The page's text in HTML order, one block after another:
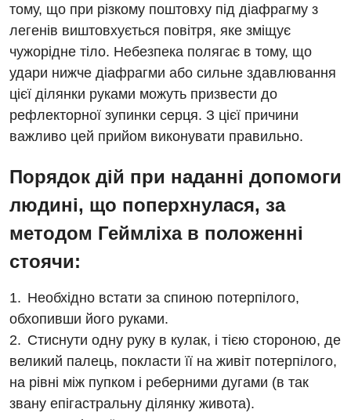
Кардіологія
Кардіохірургія
Медична психологія
Онкологічне відділлення
Оториноларингологія
Проктологія
Пульмонологія
Судинна хірургія
Терапевтичне відділення
тому, що при різкому поштовху під діафрагму з
легенів виштовхується повітря, яке зміщує
чужорідне тіло. Небезпека полягає в тому, що
удари нижче діафрагми або сильне здавлювання
цієї ділянки руками можуть призвести до
рефлекторної зупинки серця. З цієї причини
важливо цей прийом виконувати правильно.
Порядок дій при наданні допомоги
людині, що поперхнулася, за
методом Геймліха в положенні
стоячи:
Необхідно встати за спиною потерпілого,
обхопивши його руками.
Стиснути одну руку в кулак, і тією стороною, де
великий палець, покласти її на живіт потерпілого,
на рівні між пупком і реберними дугами (в так
звану епігастральну ділянку живота).